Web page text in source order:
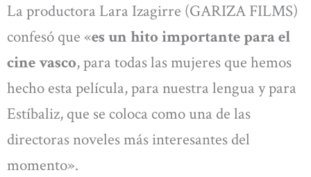
La productora Lara Izagirre (GARIZA FILMS)
confesó que «es un hito importante para el
cine vasco, para todas las mujeres que hemos
hecho esta película, para nuestra lengua y para
Estíbaliz, que se coloca como una de las
directoras noveles más interesantes del
momento».